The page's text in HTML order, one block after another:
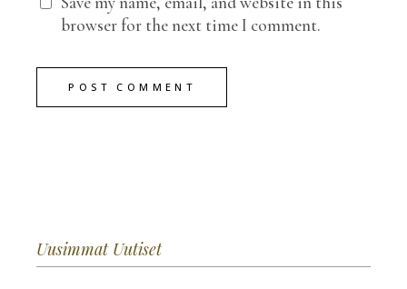
browser for the next time I comment.
POST COMMENT
Uusimmat Uutiset